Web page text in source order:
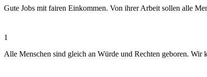
Gute Jobs mit fairen Einkommen. Von ihrer Arbeit sollen alle
1
Alle Menschen sind gleich an Würde und Rechten geboren.